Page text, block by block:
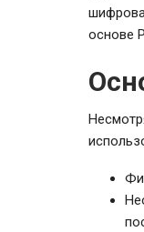
основе